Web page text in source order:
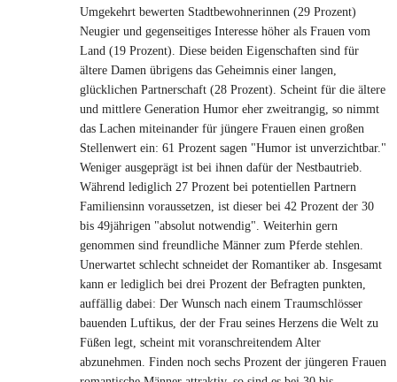
Umgekehrt bewerten Stadtbewohnerinnen (29 Prozent)
Neugier und gegenseitiges Interesse höher als Frauen vom
Land (19 Prozent). Diese beiden Eigenschaften sind für
ältere Damen übrigens das Geheimnis einer langen,
glücklichen Partnerschaft (28 Prozent). Scheint für die ältere
und mittlere Generation Humor eher zweitrangig, so nimmt
das Lachen miteinander für jüngere Frauen einen großen
Stellenwert ein: 61 Prozent sagen "Humor ist unverzichtbar."
Weniger ausgeprägt ist bei ihnen dafür der Nestbautrieb.
Während lediglich 27 Prozent bei potentiellen Partnern
Familiensinn voraussetzen, ist dieser bei 42 Prozent der 30
bis 49jährigen "absolut notwendig". Weiterhin gern
genommen sind freundliche Männer zum Pferde stehlen.
Unerwartet schlecht schneidet der Romantiker ab. Insgesamt
kann er lediglich bei drei Prozent der Befragten punkten,
auffällig dabei: Der Wunsch nach einem Traumschlösser
bauenden Luftikus, der der Frau seines Herzens die Welt zu
Füßen legt, scheint mit voranschreitendem Alter
abzunehmen. Finden noch sechs Prozent der jüngeren Frauen